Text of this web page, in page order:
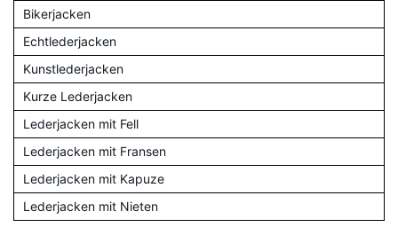
Bikerjacken
Echtlederjacken
Kunstlederjacken
Kurze Lederjacken
Lederjacken mit Fell
Lederjacken mit Fransen
Lederjacken mit Kapuze
Lederjacken mit Nieten